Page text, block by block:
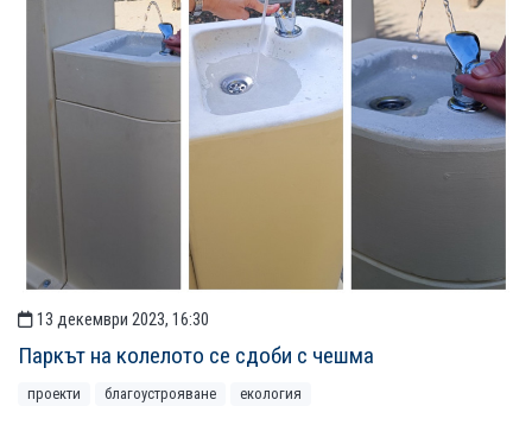
13 декември 2023, 16:30
Паркът на колелото се сдоби с чешма
проекти благоустрояване екология